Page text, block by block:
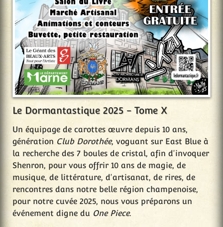
Le Dormantastique 2025 - Tome X
Un équipage de carottes œuvre depuis 10 ans,
génération Club Dorothée, voguant sur East Blue à
la recherche des 7 boules de cristal, afin d'invoquer
Shenron, pour vous offrir 10 ans de magie, de
musique, de littérature, d'artisanat, de rires, de
rencontres dans notre belle région champenoise,
pour notre cuvée 2025, nous vous préparons un
événement digne du One Piece.